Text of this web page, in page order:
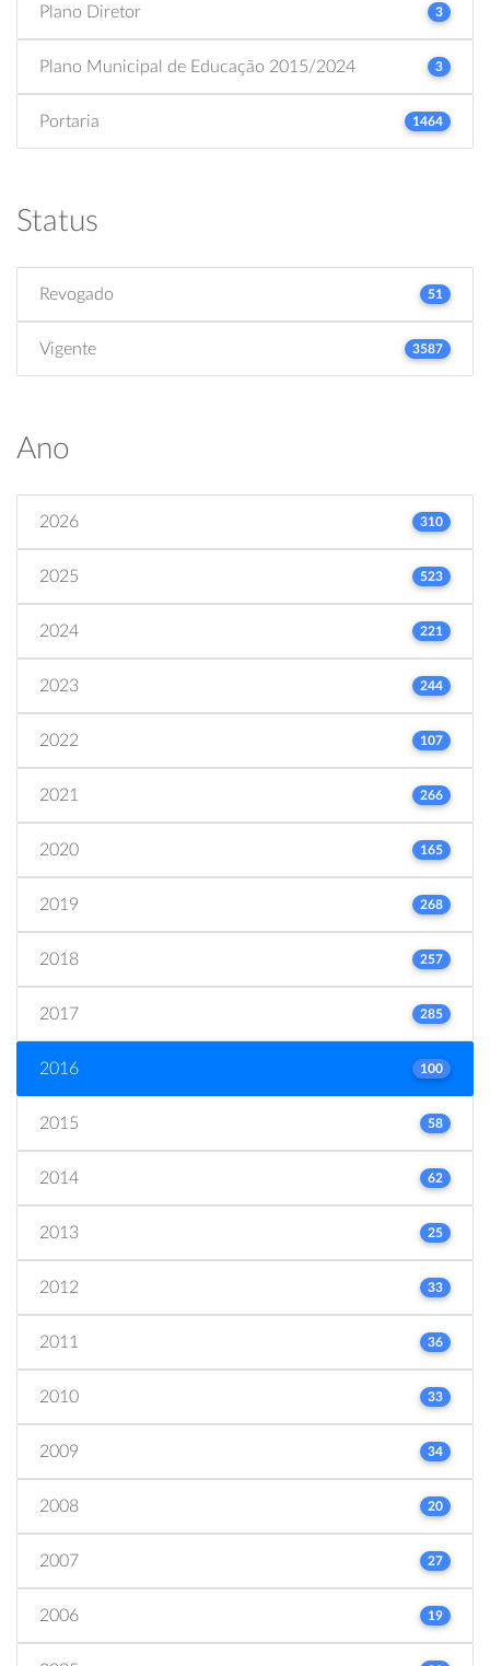
Plano Diretor 3
Plano Municipal de Educação 2015/2024 3
Portaria 1464
Status
Revogado 51
Vigente 3587
Ano
2026 310
2025 523
2024 221
2023 244
2022 107
2021 266
2020 165
2019 268
2018 257
2017 285
2016 100
2015 58
2014 62
2013 25
2012 33
2011 36
2010 33
2009 34
2008 20
2007 27
2006 19